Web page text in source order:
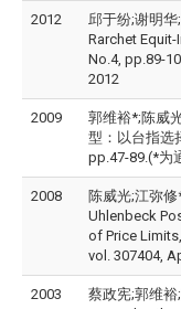
2012
邱于纷;谢明
Rarchet
No.4, pp.89-
2012
2009
郭维裕*;陈威
型：以台指选
pp.47-89.(*为
2008
陈威光;江弥
Uhlenbeck
of Price
vol. 307404,
2003
蔡政宪;郭维